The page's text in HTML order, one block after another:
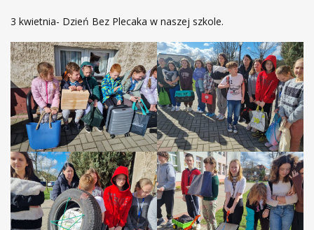
3 kwietnia- Dzień Bez Plecaka w naszej szkole.